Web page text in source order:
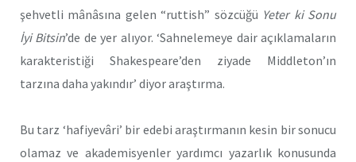
şehvetli mânâsına gelen “ruttish” sözcüğü Yeter ki Sonu
İyi Bitsin’de de yer alıyor. ‘Sahnelemeye dair açıklamaların
karakteristiği Shakespeare’den ziyade Middleton’ın
tarzına daha yakındır’ diyor araştırma.
Bu tarz ‘hafiyevâri’ bir edebi araştırmanın kesin bir sonucu
olamaz ve akademisyenler yardımcı yazarlık konusunda